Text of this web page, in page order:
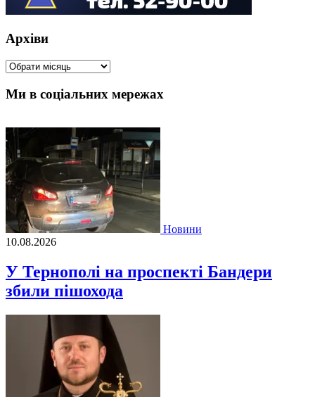
Архіви
Архіви
Ми в соціальних мережах
Новини
10.08.2026
У Тернополі на проспекті Бандери
збили пішохода